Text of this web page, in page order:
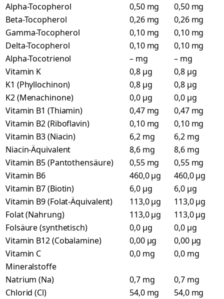
Alpha-Tocopherol
0,50 mg
0,50 mg
Beta-Tocopherol
0,26 mg
0,26 mg
Gamma-Tocopherol
0,10 mg
0,10 mg
Delta-Tocopherol
0,10 mg
0,10 mg
Alpha-Tocotrienol
– mg
– mg
Vitamin K
0,8 µg
0,8 µg
K1 (Phyllochinon)
0,8 µg
0,8 µg
K2 (Menachinone)
0,0 µg
0,0 µg
Vitamin B1 (Thiamin)
0,47 mg
0,47 mg
Vitamin B2 (Riboflavin)
0,10 mg
0,10 mg
Vitamin B3 (Niacin)
6,2 mg
6,2 mg
Niacin-Äquivalent
8,6 mg
8,6 mg
Vitamin B5 (Pantothensäure)
0,55 mg
0,55 mg
Vitamin B6
460,0 µg
460,0 µg
Vitamin B7 (Biotin)
6,0 µg
6,0 µg
Vitamin B9 (Folat-Äquivalent)
113,0 µg
113,0 µg
Folat (Nahrung)
113,0 µg
113,0 µg
Folsäure (synthetisch)
0,0 µg
0,0 µg
Vitamin B12 (Cobalamine)
0,00 µg
0,00 µg
Vitamin C
0,0 mg
0,0 mg
Mineralstoffe
Natrium (Na)
0,7 mg
0,7 mg
Chlorid (Cl)
54,0 mg
54,0 mg